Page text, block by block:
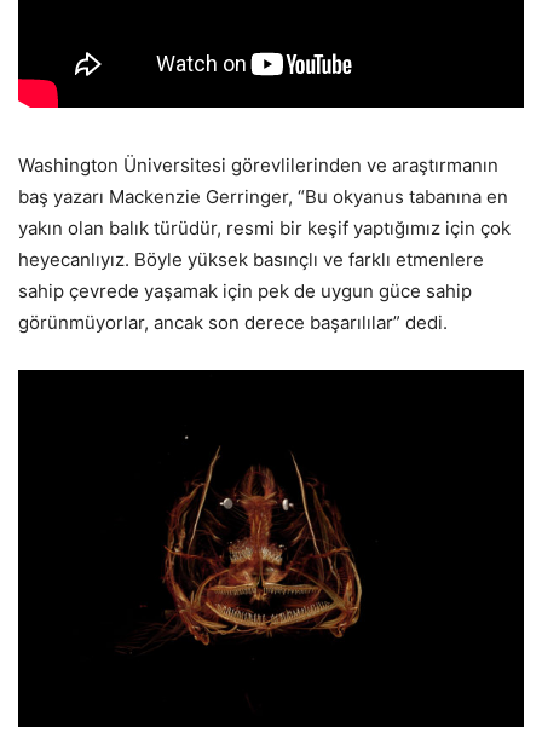
Washington Üniversitesi görevlilerinden ve araştırmanın
baş yazarı Mackenzie Gerringer, “Bu okyanus tabanına en
yakın olan balık türüdür, resmi bir keşif yaptığımız için çok
heyecanlıyız. Böyle yüksek basınçlı ve farklı etmenlere
sahip çevrede yaşamak için pek de uygun güce sahip
görünmüyorlar, ancak son derece başarılılar” dedi.